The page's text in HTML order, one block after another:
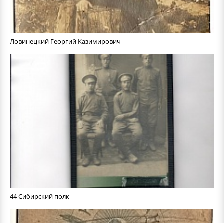
Ловинецкий Георгий Казимирович
44 Сибирский полк